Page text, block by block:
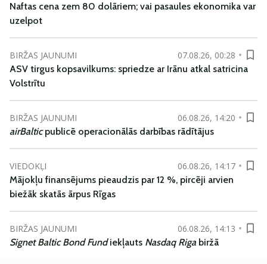
Naftas cena zem 80 dolāriem; vai pasaules ekonomika var
uzelpot
BIRŽAS JAUNUMI
07.08.26, 00:28
ASV tirgus kopsavilkums: spriedze ar Irānu atkal satricina
Volstrītu
BIRŽAS JAUNUMI
06.08.26, 14:20
airBalticpublicē operacionālās darbības rādītājus
VIEDOKĻI
06.08.26, 14:17
Mājokļu finansējums pieaudzis par 12 %, pircēji arvien
biežāk skatās ārpus Rīgas
BIRŽAS JAUNUMI
06.08.26, 14:13
Signet Baltic Bond Fundiekļauts Nasdaq Riga biržā